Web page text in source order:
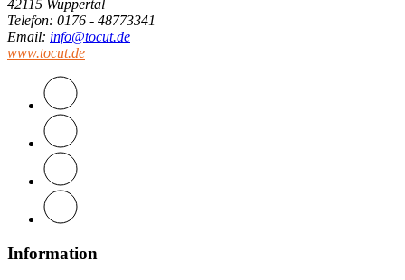
42115 Wuppertal
Telefon: 0176 - 48773341
Email: info@tocut.de
www.tocut.de
Information